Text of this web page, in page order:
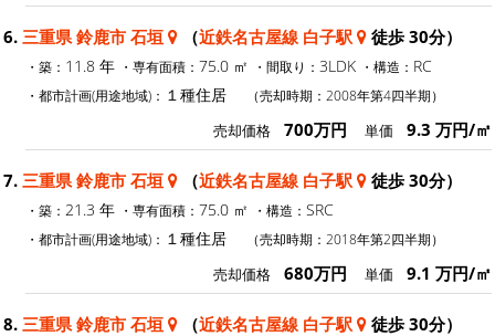
6. 三重県 鈴鹿市 石垣 （近鉄名古屋線 白子駅 徒歩 30分）
・築： 11.8 年 ・専有面積： 75.0 ㎡ ・間取り： 3LDK ・構造： RC
・都市計画(用途地域)： １種住居 （売却時期：2008年第4四半期）
売却価格 700万円 単価 9.3 万円/㎡
7. 三重県 鈴鹿市 石垣 （近鉄名古屋線 白子駅 徒歩 30分）
・築： 21.3 年 ・専有面積： 75.0 ㎡ ・構造： SRC
・都市計画(用途地域)： １種住居 （売却時期：2018年第2四半期）
売却価格 680万円 単価 9.1 万円/㎡
8. 三重県 鈴鹿市 石垣 （近鉄名古屋線 白子駅 徒歩 30分）